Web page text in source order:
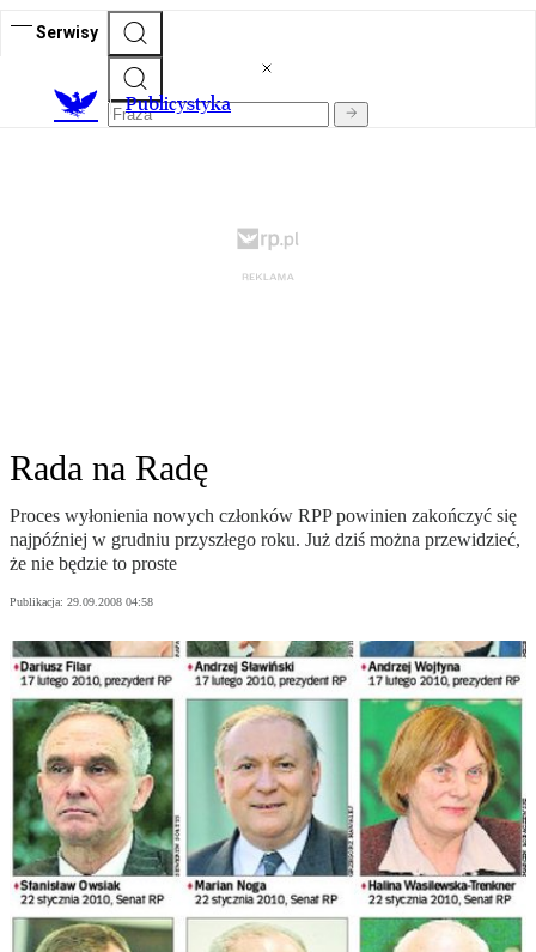
Serwisy
Publicystyka
Rada na Radę
Proces wyłonienia nowych członków RPP powinien zakończyć się
najpóźniej w grudniu przyszłego roku. Już dziś można przewidzieć,
że nie będzie to proste
Publikacja: 29.09.2008 04:58